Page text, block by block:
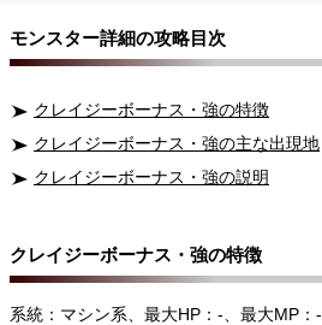
モンスター詳細の攻略目次
クレイジーボーナス・強の特徴
クレイジーボーナス・強の主な出現地
クレイジーボーナス・強の説明
クレイジーボーナス・強の特徴
系統：マシン系、最大HP：-、最大MP：-